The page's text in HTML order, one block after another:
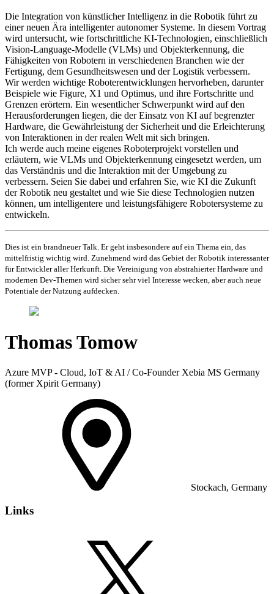
Die Integration von künstlicher Intelligenz in die Robotik führt zu
einer neuen Ära intelligenter autonomer Systeme. In diesem Vortrag
wird untersucht, wie fortschrittliche KI-Technologien, einschließlich
Vision-Language-Modelle (VLMs) und Objekterkennung, die
Fähigkeiten von Robotern in verschiedenen Branchen wie der
Fertigung, dem Gesundheitswesen und der Logistik verbessern.
Wir werden wichtige Roboterentwicklungen hervorheben, darunter
Beispiele wie Figure, X1 und Optimus, und ihre Fortschritte und
Grenzen erörtern. Ein wesentlicher Schwerpunkt wird auf den
Herausforderungen liegen, die der Einsatz von KI auf begrenzter
Hardware, die Gewährleistung der Sicherheit und die Erleichterung
von Interaktionen in der realen Welt mit sich bringen.
Ich werde auch meine eigenes Roboterprojekt vorstellen und
erläutern, wie VLMs und Objekterkennung eingesetzt werden, um
das Verständnis und die Interaktion mit der Umgebung zu
verbessern. Seien Sie dabei und erfahren Sie, wie KI die Zukunft
der Robotik neu gestaltet und wie Sie diese Technologien nutzen
können, um intelligentere und leistungsfähigere Robotersysteme zu
entwickeln.
Dies ist ein brandneuer Talk. Er geht insbesondere auf ein Thema ein, das
mittelfristig wichtig wird. Zunehmend wird das Gebiet der Robotik interessanter
für Entwickler aller Herkunft. Die Vereinigung von abstrahierter Hardware und
modernen Dev-Themen wird sicher sehr viel Interesse wecken, aber auch neue
Potentiale der Nutzung aufdecken.
Thomas Tomow
Azure MVP - Cloud, IoT & AI / Co-Founder Xebia MS Germany
(former Xpirit Germany)
Stockach, Germany
Links